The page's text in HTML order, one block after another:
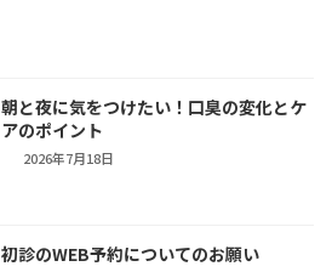
朝と夜に気をつけたい！口臭の変化とケ
アのポイント
2026年7月18日
初診のWEB予約についてのお願い